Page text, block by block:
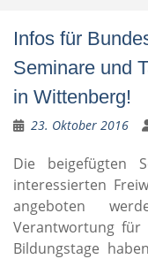
Infos für
Seminare und
in Wittenberg!
23. Oktober 2016
Die beigefügten
interessierten
angeboten
Verantwortung für
Bildungstage